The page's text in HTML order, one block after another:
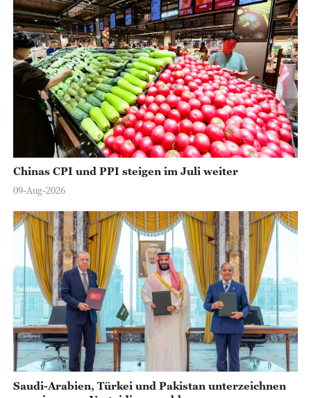
Chinas CPI und PPI steigen im Juli weiter
09-Aug-2026
Saudi-Arabien, Türkei und Pakistan unterzeichnen